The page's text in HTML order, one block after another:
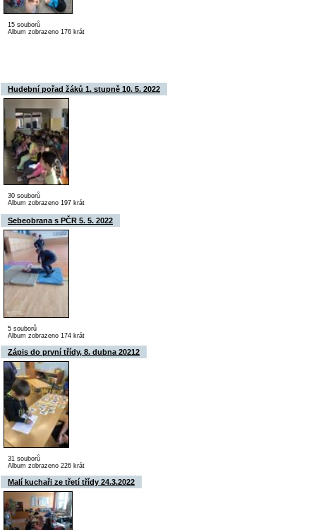
15 souborů
Album zobrazeno 176 krát
Hudební pořad žáků 1. stupně 10. 5. 2022
30 souborů
Album zobrazeno 197 krát
Sebeobrana s PČR 5. 5. 2022
5 souborů
Album zobrazeno 174 krát
Zápis do první třídy, 8. dubna 20212
31 souborů
Album zobrazeno 226 krát
Malí kuchaři ze třetí třídy 24.3.2022